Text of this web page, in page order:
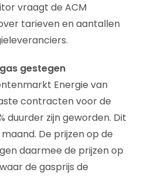
vraagt de ACM
tarieven en aantallen
gestegen
Energie van
contracten voor de
duurder zijn geworden. Dit
De prijzen op de
daarmee de prijzen op
de gasprijs de